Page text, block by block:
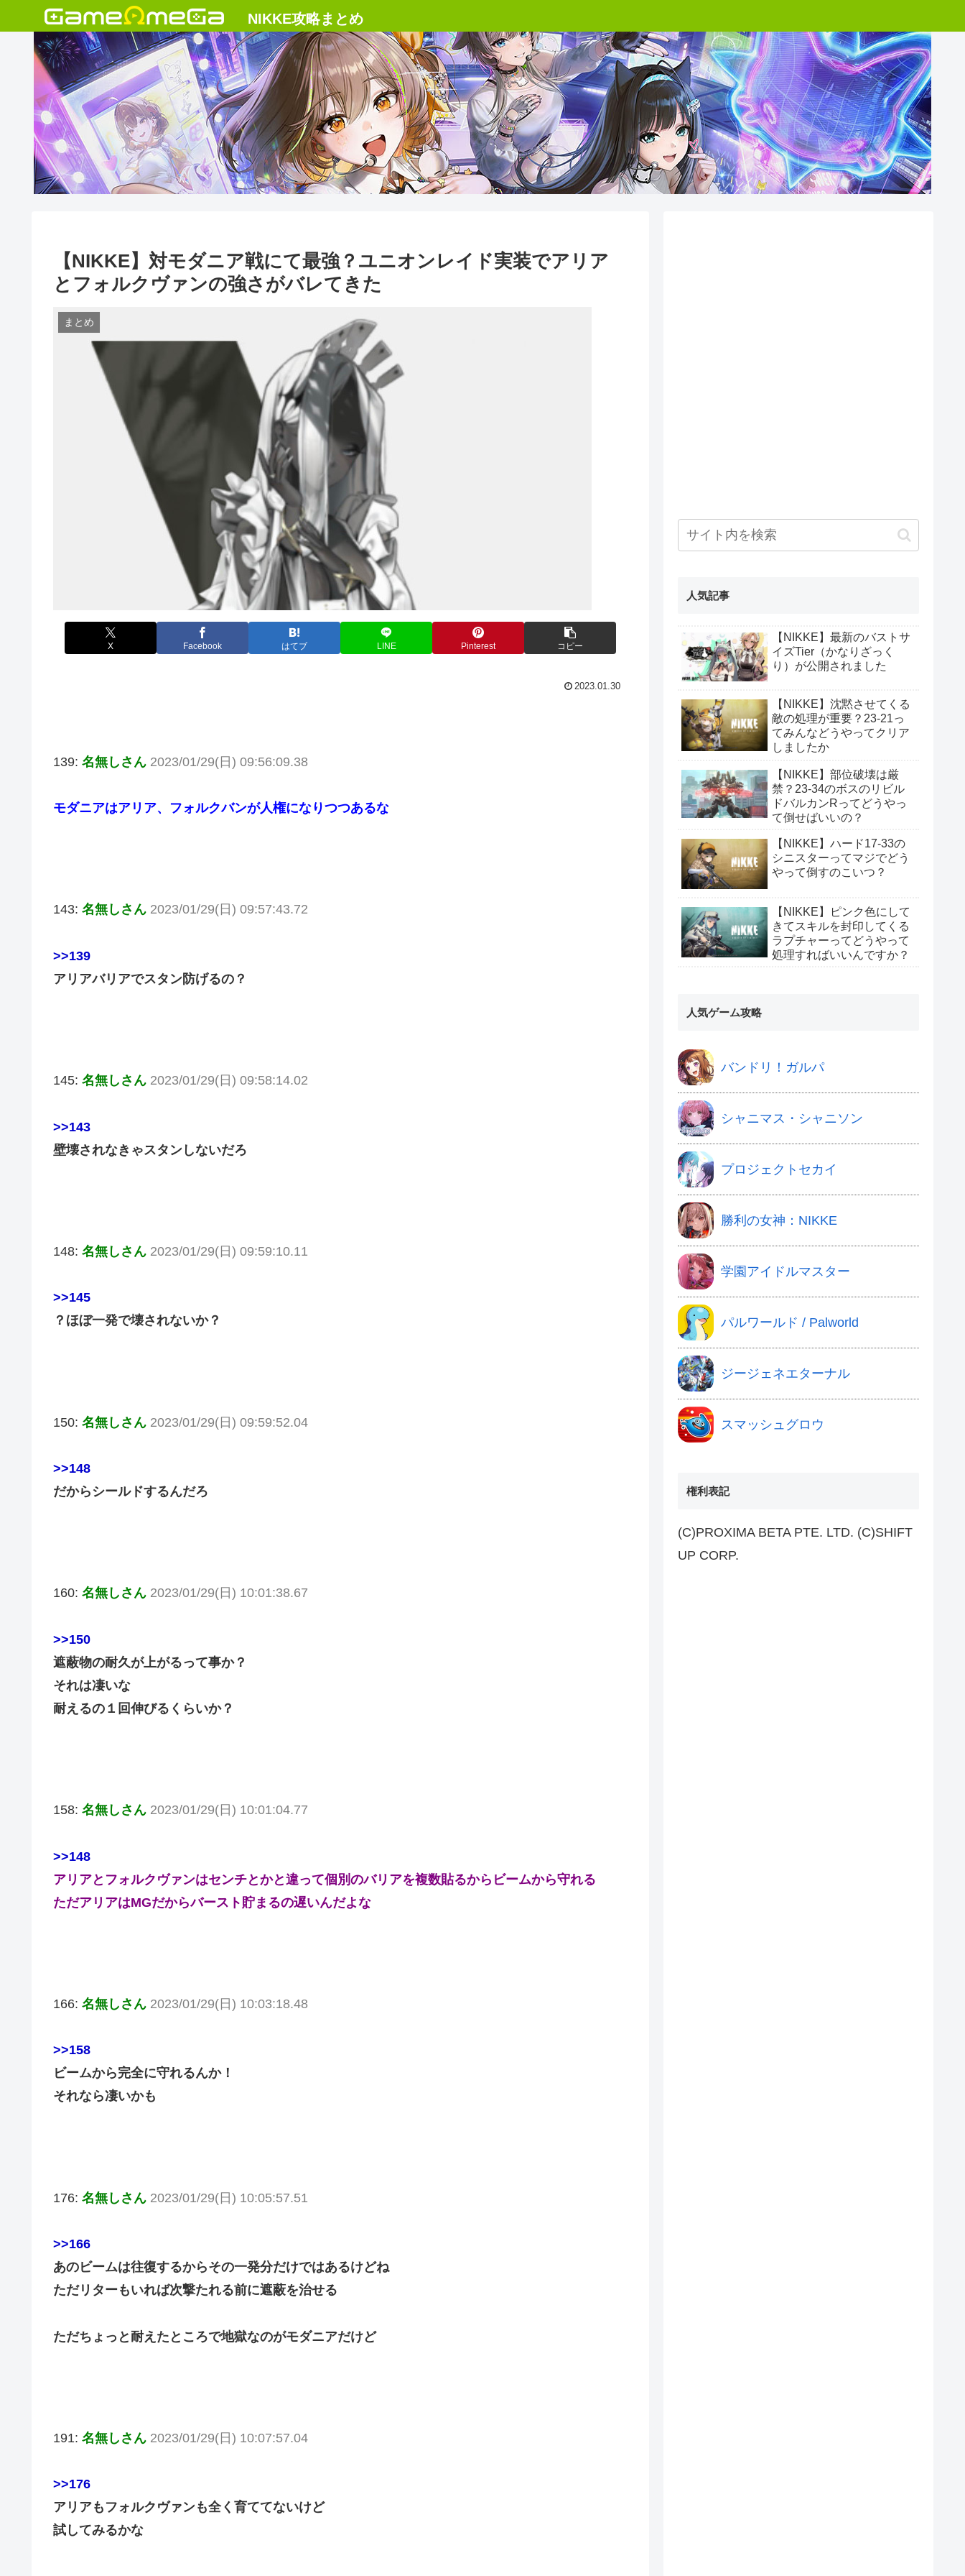
【NIKKE】対モダニア戦にて最強？ユニオンレイド実装でアリア
とフォルクヴァンの強さがバレてきた
まとめ
X Facebook はてブ LINE Pinterest コピー
2023.01.30
139: 名無しさん 2023/01/29(日) 09:56:09.38
モダニアはアリア、フォルクバンが人権になりつつあるな
143: 名無しさん 2023/01/29(日) 09:57:43.72
>>139
アリアバリアでスタン防げるの？
145: 名無しさん 2023/01/29(日) 09:58:14.02
>>143
壁壊されなきゃスタンしないだろ
148: 名無しさん 2023/01/29(日) 09:59:10.11
>>145
？ほぼ一発で壊されないか？
150: 名無しさん 2023/01/29(日) 09:59:52.04
>>148
だからシールドするんだろ
160: 名無しさん 2023/01/29(日) 10:01:38.67
>>150
遮蔽物の耐久が上がるって事か？
それは凄いな
耐えるの１回伸びるくらいか？
158: 名無しさん 2023/01/29(日) 10:01:04.77
>>148
アリアとフォルクヴァンはセンチとかと違って個別のバリアを複数貼るからビームから守れる
ただアリアはMGだからバースト貯まるの遅いんだよな
166: 名無しさん 2023/01/29(日) 10:03:18.48
>>158
ビームから完全に守れるんか！
それなら凄いかも
176: 名無しさん 2023/01/29(日) 10:05:57.51
>>166
あのビームは往復するからその一発分だけではあるけどね
ただリターもいれば次撃たれる前に遮蔽を治せる
ただちょっと耐えたところで地獄なのがモダニアだけど
191: 名無しさん 2023/01/29(日) 10:07:57.04
>>176
アリアもフォルクヴァンも全く育ててないけど
試してみるかな
人気記事
【NIKKE】最新のバストサ
イズTier（かなりざっく
り）が公開されました
【NIKKE】沈黙させてくる
敵の処理が重要？23-21っ
てみんなどうやってクリア
しましたか
【NIKKE】部位破壊は厳
禁？23-34のボスのリビル
ドバルカンRってどうやっ
て倒せばいいの？
【NIKKE】ハード17-33の
シニスターってマジでどう
やって倒すのこいつ？
【NIKKE】ピンク色にして
きてスキルを封印してくる
ラプチャーってどうやって
処理すればいいんですか？
人気ゲーム攻略
バンドリ！ガルパ
シャニマス・シャニソン
プロジェクトセカイ
勝利の女神：NIKKE
学園アイドルマスター
パルワールド / Palworld
ジージェネエターナル
スマッシュグロウ
権利表記
(C)PROXIMA BETA PTE. LTD. (C)SHIFT
UP CORP.